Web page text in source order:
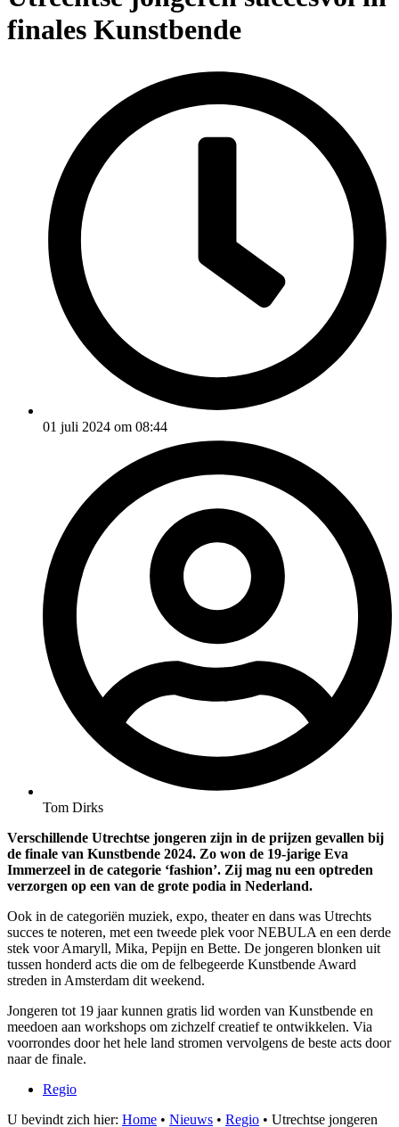
finales Kunstbende
01 juli 2024 om 08:44
Tom Dirks
Verschillende Utrechtse jongeren zijn in de prijzen gevallen bij
de finale van Kunstbende 2024. Zo won de 19-jarige Eva
Immerzeel in de categorie ‘fashion’. Zij mag nu een optreden
verzorgen op een van de grote podia in Nederland.
Ook in de categoriën muziek, expo, theater en dans was Utrechts
succes te noteren, met een tweede plek voor NEBULA en een derde
stek voor Amaryll, Mika, Pepijn en Bette. De jongeren blonken uit
tussen honderd acts die om de felbegeerde Kunstbende Award
streden in Amsterdam dit weekend.
Jongeren tot 19 jaar kunnen gratis lid worden van Kunstbende en
meedoen aan workshops om zichzelf creatief te ontwikkelen. Via
voorrondes door het hele land stromen vervolgens de beste acts door
naar de finale.
Regio
U bevindt zich hier: Home • Nieuws • Regio • Utrechtse jongeren